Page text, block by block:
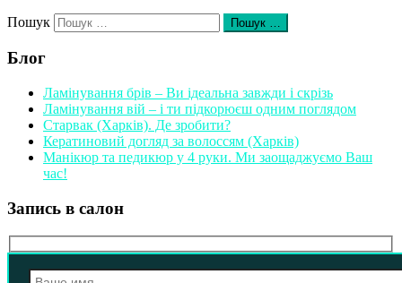
Пошук Пошук …
Блог
Ламінування брів – Ви ідеальна завжди і скрізь
Ламінування вій – і ти підкорюєш одним поглядом
Старвак (Харків). Де зробити?
Кератиновий догляд за волоссям (Харків)
Манікюр та педикюр у 4 руки. Ми заощаджуємо Ваш
час!
Запись в салон